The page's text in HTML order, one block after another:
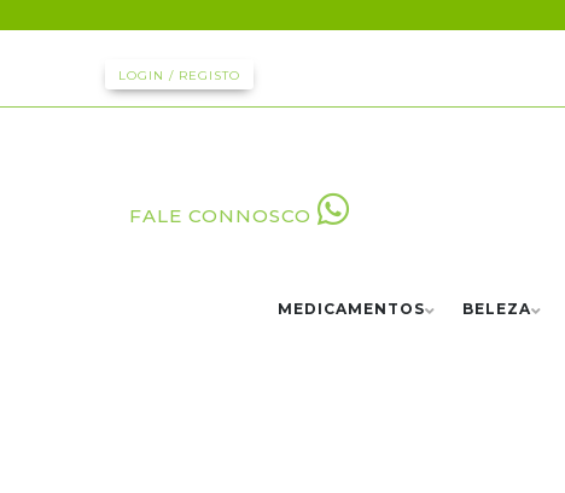
LOGIN / REGISTO
FALE CONNOSCO
MEDICAMENTOS BELEZA